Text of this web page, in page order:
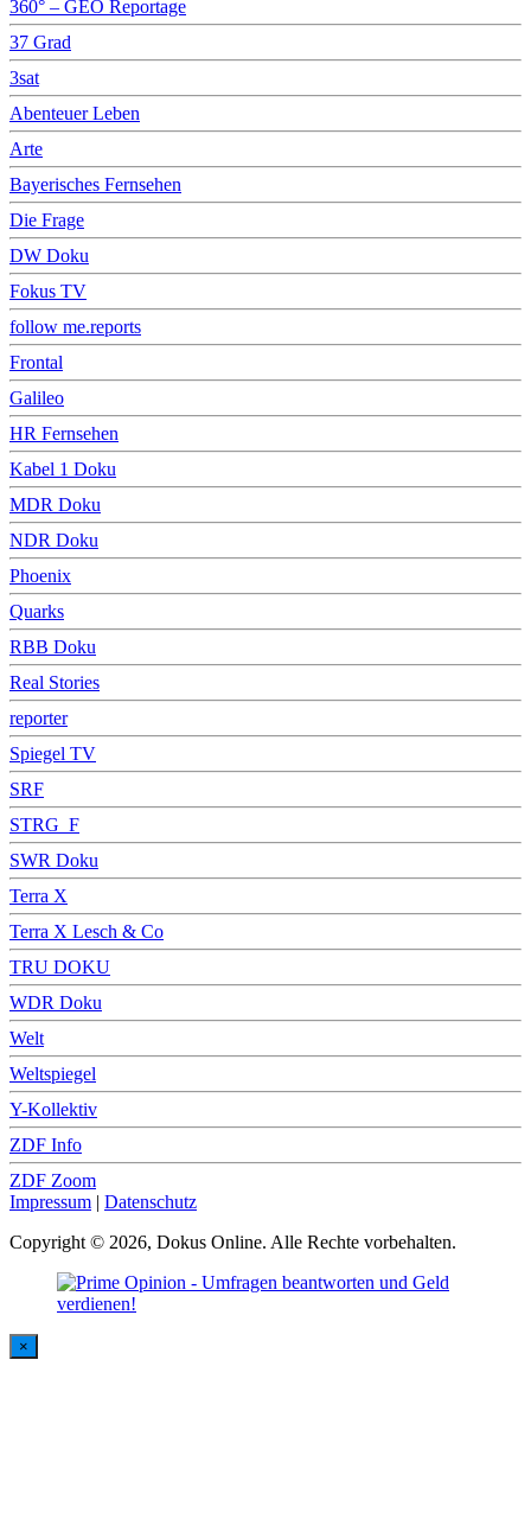
360° – GEO Reportage
37 Grad
3sat
Abenteuer Leben
Arte
Bayerisches Fernsehen
Die Frage
DW Doku
Fokus TV
follow me.reports
Frontal
Galileo
HR Fernsehen
Kabel 1 Doku
MDR Doku
NDR Doku
Phoenix
Quarks
RBB Doku
Real Stories
reporter
Spiegel TV
SRF
STRG_F
SWR Doku
Terra X
Terra X Lesch & Co
TRU DOKU
WDR Doku
Welt
Weltspiegel
Y-Kollektiv
ZDF Info
ZDF Zoom
Impressum | Datenschutz
Copyright © 2026, Dokus Online. Alle Rechte vorbehalten.
×